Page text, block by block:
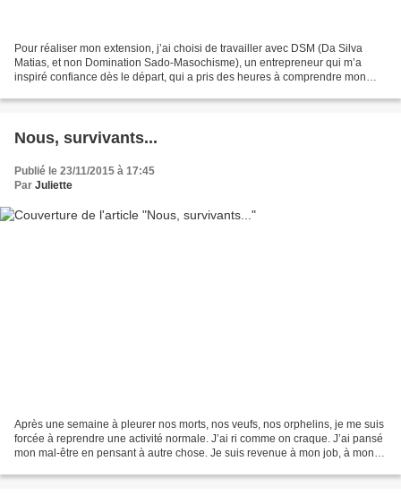
Pour réaliser mon extension, j’ai choisi de travailler avec DSM (Da Silva
Matias, et non Domination Sado-Masochisme), un entrepreneur qui m’a
inspiré confiance dès le départ, qui a pris des heures à comprendre mon
Nous, survivants...
Publié le 23/11/2015 à 17:45
Par Juliette
Après une semaine à pleurer nos morts, nos veufs, nos orphelins, je me suis
forcée à reprendre une activité normale. J’ai ri comme on craque. J’ai pansé
mon mal-être en pensant à autre chose. Je suis revenue à mon job, à mon